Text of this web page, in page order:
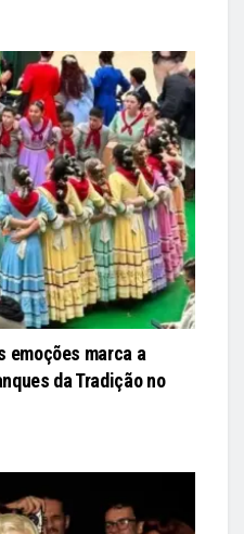
emoções marca a
da Tradição no